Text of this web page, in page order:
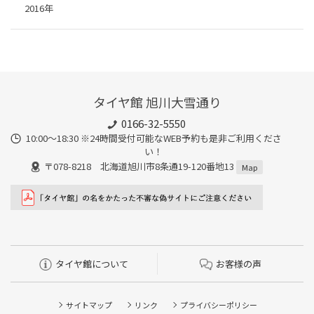
2016年
タイヤ館 旭川大雪通り
0166-32-5550
10:00～18:30 ※24時間受付可能なWEB予約も是非ご利用くださ
い！
〒078-8218 北海道旭川市8条通19-120番地13
Map
タイヤ館について お客様の声
サイトマップ リンク プライバシーポリシー